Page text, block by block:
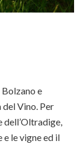
e
Vino. Per
dell’Oltradige,
le vigne ed il